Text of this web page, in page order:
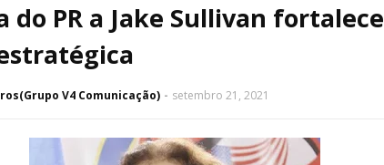
do PR a Jake Sullivan fortalece
V4 Comunicação) setembro 21, 2021